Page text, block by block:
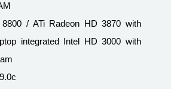
/ ATi Radeon HD 3870 with
integrated Intel HD 3000 with